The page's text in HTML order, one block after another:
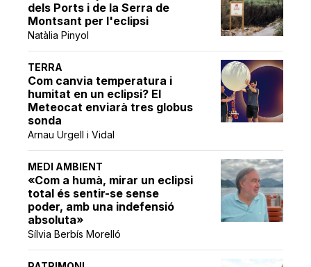
dels Ports i de la Serra de
Montsant per l'eclipsi
Natàlia Pinyol
TERRA
Com canvia temperatura i
humitat en un eclipsi? El
Meteocat enviarà tres globus
sonda
Arnau Urgell i Vidal
MEDI AMBIENT
«Com a humà, mirar un eclipsi
total és sentir-se sense
poder, amb una indefensió
absoluta»
Sílvia Berbís Morelló